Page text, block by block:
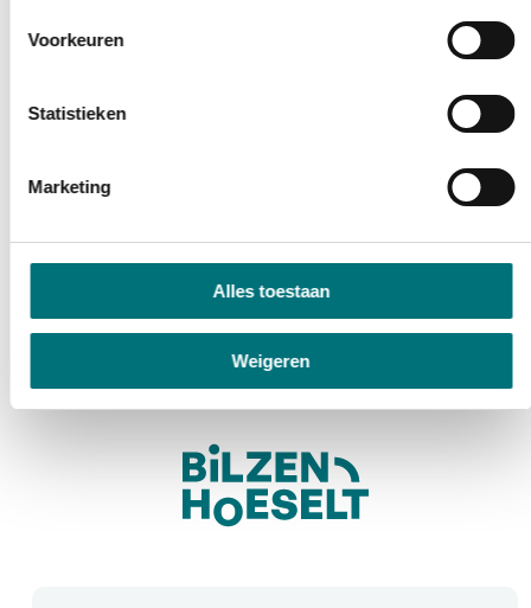
Voorkeuren
Statistieken
Marketing
Alles toestaan
Weigeren
Iets fout of onduidelijk op deze pagina?Meld het ons.